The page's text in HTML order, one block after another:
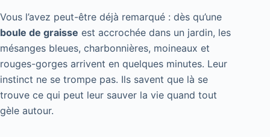
Vous l’avez peut-être déjà remarqué : dès qu’une
boule de graisse est accrochée dans un jardin, les
mésanges bleues, charbonnières, moineaux et
rouges-gorges arrivent en quelques minutes. Leur
instinct ne se trompe pas. Ils savent que là se
trouve ce qui peut leur sauver la vie quand tout
gèle autour.